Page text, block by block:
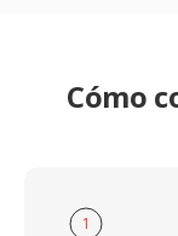
Cómo
1